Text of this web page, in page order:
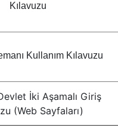
Kılavuzu
Kullanım Kılavuzu
İki Aşamalı Giriş
(Web Sayfaları)